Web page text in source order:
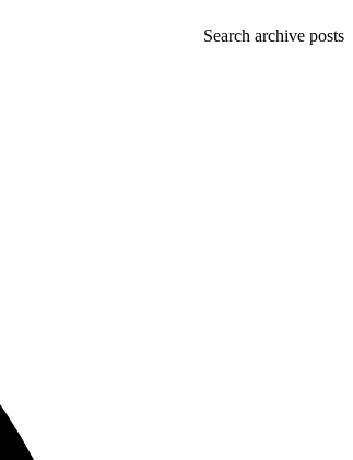
Search archive posts